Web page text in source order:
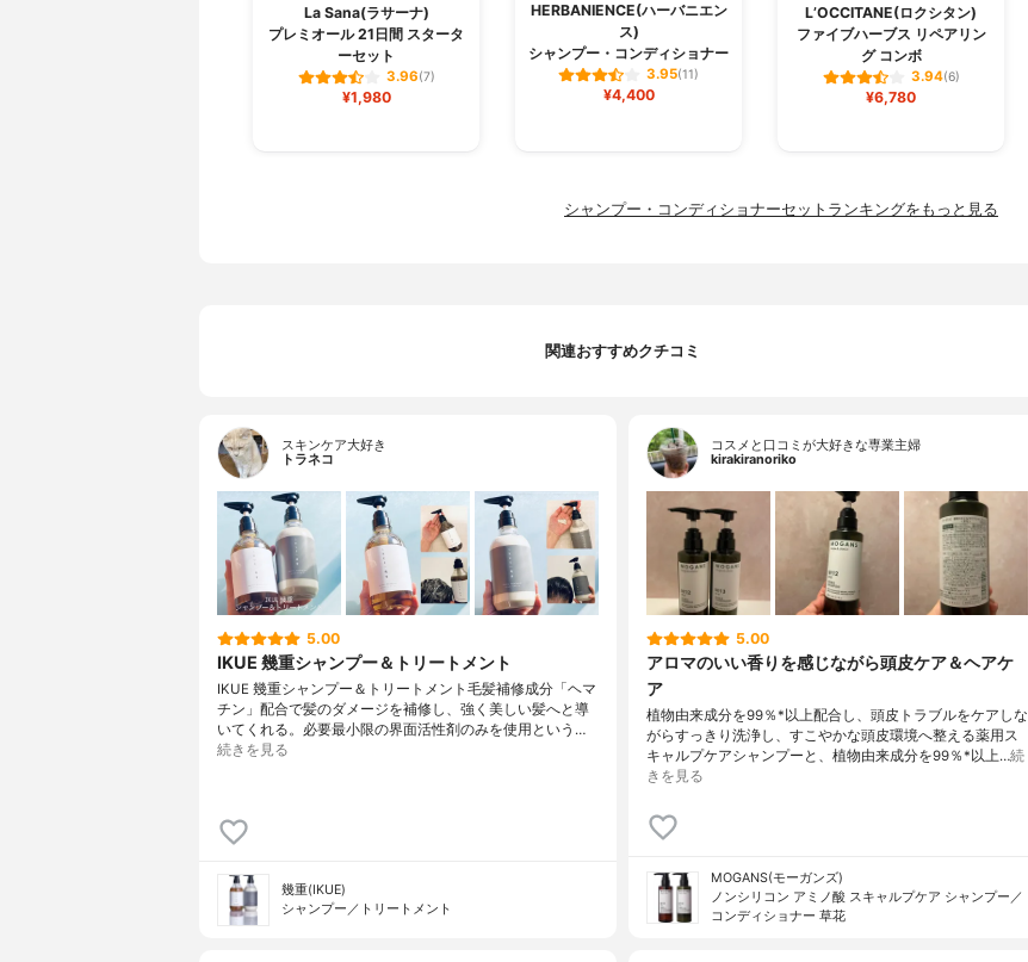
La Sana(ラサーナ)
プレミオール 21日間 スタータ
ーセット
3.96(7)
¥1,980
HERBANIENCE(ハーバニエン
ス)
シャンプー・コンディショナー
3.95(11)
¥4,400
L’OCCITANE(ロクシタン)
ファイブハーブス リペアリン
グ コンボ
3.94(6)
¥6,780
シャンプー・コンディショナーセットランキングをもっと見る
関連おすすめクチコミ
スキンケア大好き
トラネコ
5.00
IKUE 幾重シャンプー＆トリートメント
IKUE 幾重シャンプー＆トリートメント毛髪補修成分「ヘマ
チン」配合で髪のダメージを補修し、強く美しい髪へと導
いてくれる。必要最小限の界面活性剤のみを使用という…
続きを見る
幾重(IKUE)
シャンプー／トリートメント
コスメと口コミが大好きな専業主婦
kirakiranoriko
5.00
アロマのいい香りを感じながら頭皮ケア＆ヘアケ
ア
植物由来成分を99％*以上配合し、頭皮トラブルをケアしな
がらすっきり洗浄し、すこやかな頭皮環境へ整える薬用ス
キャルプケアシャンプーと、植物由来成分を99％*以上…続
きを見る
MOGANS(モーガンズ)
ノンシリコン アミノ酸 スキャルプケア シャンプー／
コンディショナー 草花